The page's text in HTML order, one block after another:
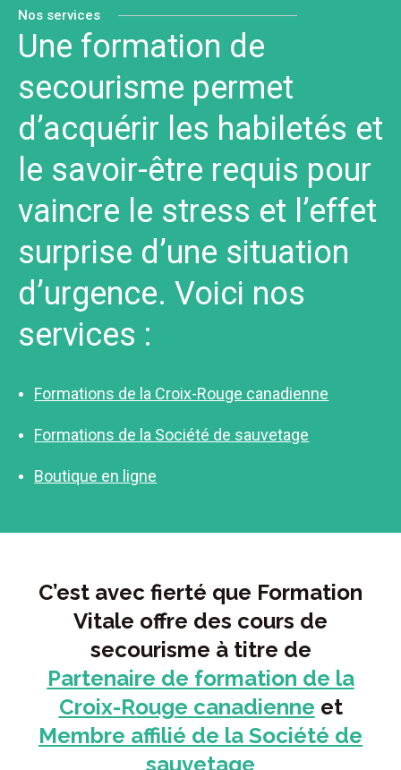
Nos services
Une formation de
secourisme permet
d’acquérir les habiletés et
le savoir-être requis pour
vaincre le stress et l’effet
surprise d’une situation
d’urgence. Voici nos
services :
Formations de la Croix-Rouge canadienne
Formations de la Société de sauvetage
Boutique en ligne
C’est avec fierté que Formation
Vitale offre des cours de
secourisme à titre de
Partenaire de formation de la
Croix-Rouge canadienne et
Membre affilié de la Société de
sauvetage